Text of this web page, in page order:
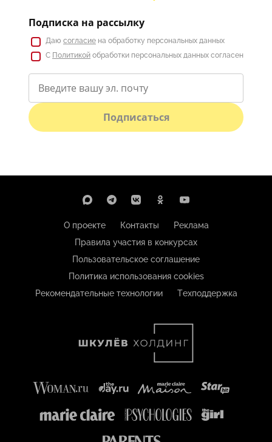
Подписка на рассылку
Даю согласие на обработку персональных данных
С Политикой обработки персональных данных согласен
Подписаться
О проекте Контакты
Реклама
Правила участия в конкурсах
Пользовательское соглашение
Политика использования cookies
Рекомендательные технологии
Техподдержка